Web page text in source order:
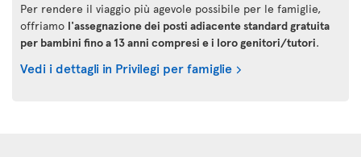
Per rendere il viaggio più agevole possibile per le famiglie,
offriamo l'assegnazione dei posti adiacente standard gratuita
per bambini fino a 13 anni compresi e i loro genitori/tutori.
Vedi i dettagli in Privilegi per famiglie